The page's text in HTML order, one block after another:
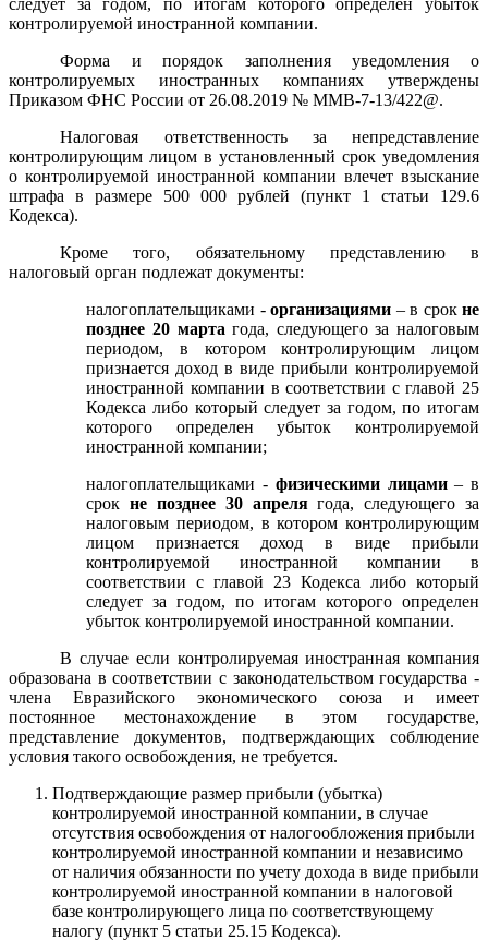
следует за годом, по итогам которого определен убыток
контролируемой иностранной компании.
Форма и порядок заполнения уведомления о
контролируемых иностранных компаниях утверждены
Приказом ФНС России от 26.08.2019 № ММВ-7-13/422@.
Налоговая ответственность за непредставление
контролирующим лицом в установленный срок уведомления
о контролируемой иностранной компании влечет взыскание
штрафа в размере 500 000 рублей (пункт 1 статьи 129.6
Кодекса).
Кроме того, обязательному представлению в
налоговый орган подлежат документы:
налогоплательщиками -организациями – в срокне
позднее 20 марта года, следующего за налоговым
периодом, в котором контролирующим лицом
признается доход в виде прибыли контролируемой
иностранной компании в соответствии с главой 25
Кодекса либо который следует за годом, по итогам
которого определен убыток контролируемой
иностранной компании;
налогоплательщиками - физическими лицами– в
срокне позднее 30 апрелягода, следующего за
налоговым периодом, в котором контролирующим
лицом признается доход в виде прибыли
контролируемой иностранной компании в
соответствии с главой 23 Кодекса либо который
следует за годом, по итогам которого определен
убыток контролируемой иностранной компании.
В случае если контролируемая иностранная компания
образована в соответствии с законодательством государства -
члена Евразийского экономического союза и имеет
постоянное местонахождение в этом государстве,
представление документов, подтверждающих соблюдение
условия такого освобождения, не требуется.
Подтверждающие размер прибыли (убытка)
контролируемой иностранной компании, в случае
отсутствия освобождения от налогообложения прибыли
контролируемой иностранной компании и независимо
от наличия обязанности по учету дохода в виде прибыли
контролируемой иностранной компании в налоговой
базе контролирующего лица по соответствующему
налогу (пункт 5 статьи 25.15 Кодекса).